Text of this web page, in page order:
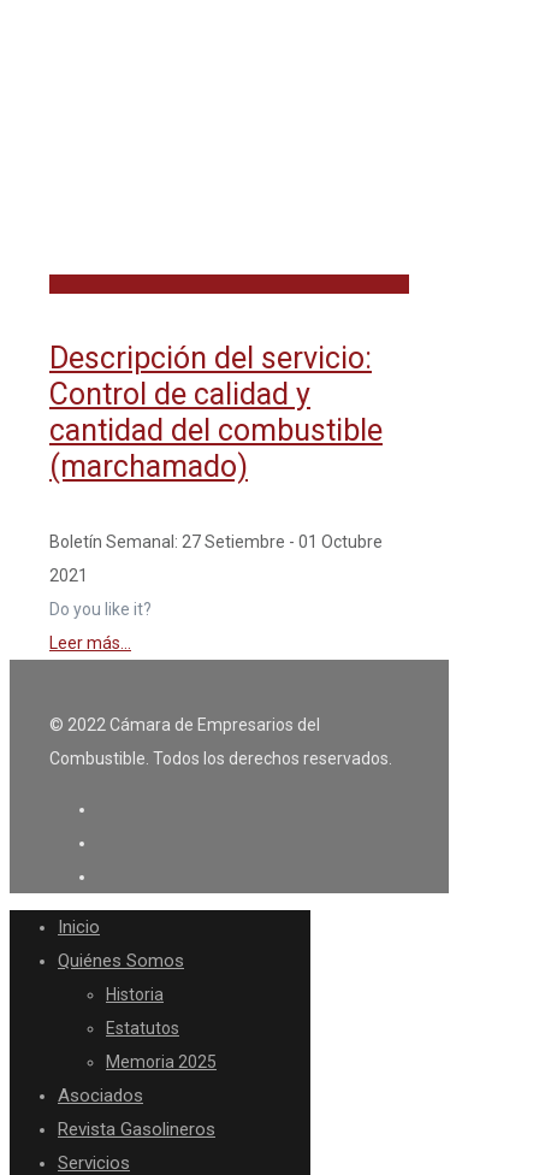
Descripción del servicio:
Control de calidad y
cantidad del combustible
(marchamado)
Boletín Semanal: 27 Setiembre - 01 Octubre
2021
Do you like it?
Leer más...
© 2022 Cámara de Empresarios del
Combustible. Todos los derechos reservados.
Inicio
Quiénes Somos
Historia
Estatutos
Memoria 2025
Asociados
Revista Gasolineros
Servicios